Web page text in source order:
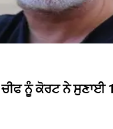
ਨੂੰ ਕੋਰਟ ਨੇ ਸੁਣਾਈ